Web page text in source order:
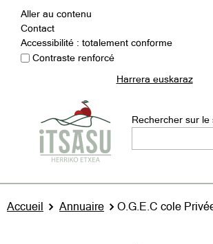
Aller au contenu
Contact
Accessibilité : totalement conforme
Contraste renforcé
Harrera euskaraz
Rechercher sur le
Accueil Annuaire O.G.E.C cole